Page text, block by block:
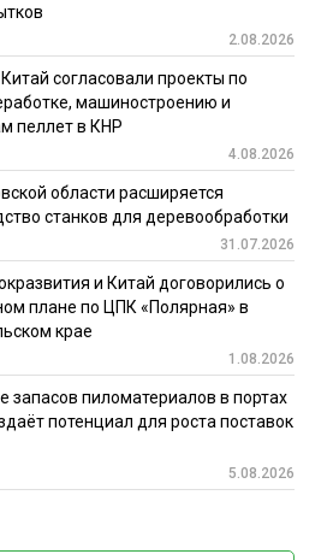
2.08.2026
согласовали проекты по
машиностроению и
пеллет в КНР
4.08.2026
области расширяется
станков для деревообработки
31.07.2026
и Китай договорились о
плане по ЦПК «Полярная» в
крае
1.08.2026
запасов пиломатериалов в портах
потенциал для роста поставок
5.08.2026